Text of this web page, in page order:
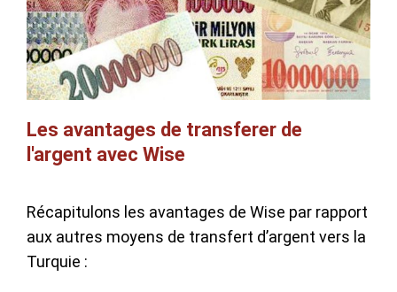
Les avantages de transferer de
l'argent avec Wise
Récapitulons les avantages de Wise par rapport
aux autres moyens de transfert d’argent vers la
Turquie :